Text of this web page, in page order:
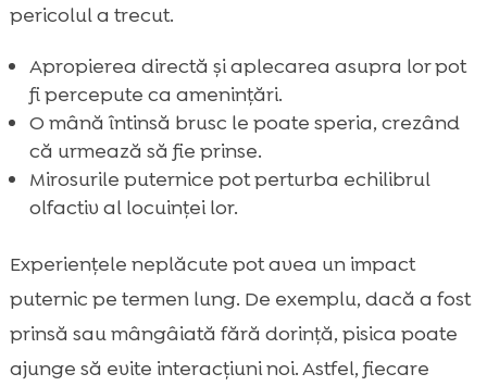
pericolul a trecut.
Apropierea directă și aplecarea asupra lor pot
fi percepute ca amenințări.
O mână întinsă brusc le poate speria, crezând
că urmează să fie prinse.
Mirosurile puternice pot perturba echilibrul
olfactiv al locuinței lor.
Experiențele neplăcute pot avea un impact
puternic pe termen lung. De exemplu, dacă a fost
prinsă sau mângâiată fără dorință, pisica poate
ajunge să evite interacțiuni noi. Astfel, fiecare